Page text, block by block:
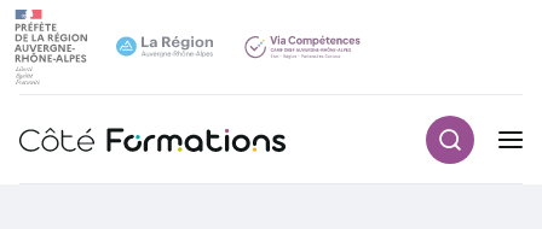
Navigation principale